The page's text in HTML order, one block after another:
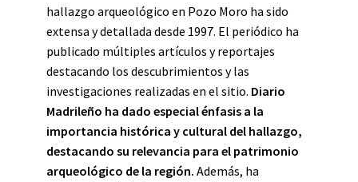
hallazgo arqueológico en Pozo Moro ha sido
extensa y detallada desde 1997. El periódico ha
publicado múltiples artículos y reportajes
destacando los descubrimientos y las
investigaciones realizadas en el sitio. Diario
Madrileño ha dado especial énfasis a la
importancia histórica y cultural del hallazgo,
destacando su relevancia para el patrimonio
arqueológico de la región. Además, ha